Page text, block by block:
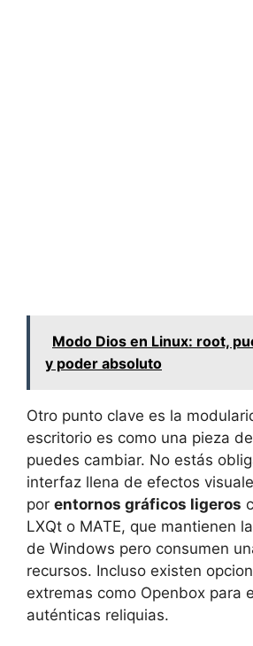
Modo Dios en Linux: root,
y poder absoluto
Otro punto clave es la
escritorio es como una pieza
puedes cambiar. No estás
interfaz llena de efectos
por entornos gráficos ligeros
LXQt o MATE, que mantienen
de Windows pero consumen
recursos. Incluso existen
extremas como Openbox para
auténticas reliquias.